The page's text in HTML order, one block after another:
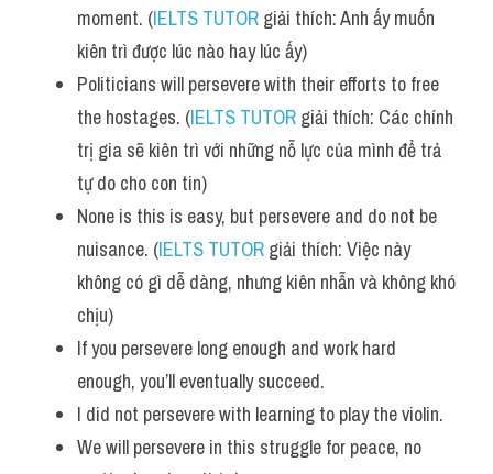
moment. (IELTS TUTOR giải thích: Anh ấy muốn
kiên trì được lúc nào hay lúc ấy)
Politicians will persevere with their efforts to free
the hostages. (IELTS TUTOR giải thích: Các chính
trị gia sẽ kiên trì với những nỗ lực của mình để trả
tự do cho con tin)
None is this is easy, but persevere and do not be
nuisance. (IELTS TUTOR giải thích: Việc này
không có gì dễ dàng, nhưng kiên nhẫn và không khó
chịu)
If you persevere long enough and work hard
enough, you’ll eventually succeed.
I did not persevere with learning to play the violin.
We will persevere in this struggle for peace, no